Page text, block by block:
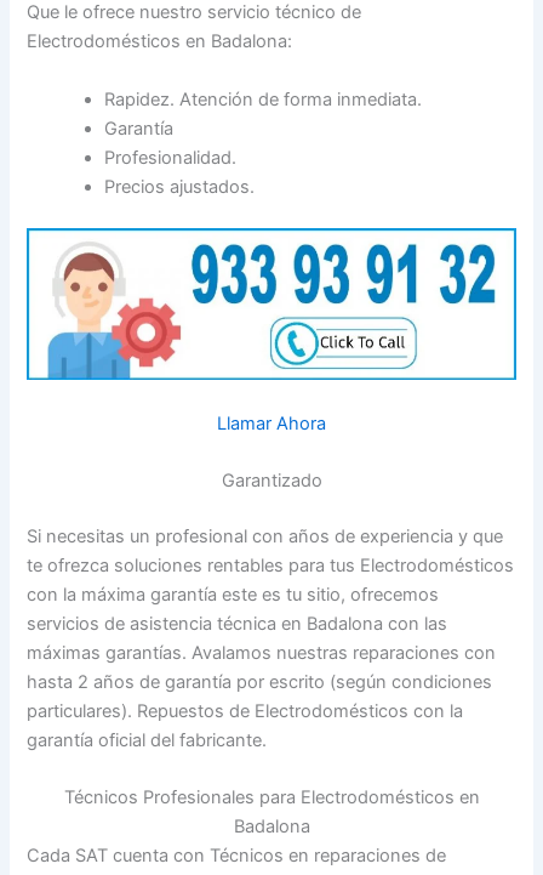
Que le ofrece nuestro servicio técnico de
Electrodomésticos en Badalona:
Rapidez. Atención de forma inmediata.
Garantía
Profesionalidad.
Precios ajustados.
Llamar Ahora
Garantizado
Si necesitas un profesional con años de experiencia y que
te ofrezca soluciones rentables para tus Electrodomésticos
con la máxima garantía este es tu sitio, ofrecemos
servicios de asistencia técnica en Badalona con las
máximas garantías. Avalamos nuestras reparaciones con
hasta 2 años de garantía por escrito (según condiciones
particulares). Repuestos de Electrodomésticos con la
garantía oficial del fabricante.
Técnicos Profesionales para Electrodomésticos en
Badalona
Cada SAT cuenta con Técnicos en reparaciones de